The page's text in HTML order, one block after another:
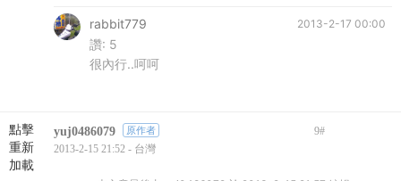
2013-2-17 00:00
rabbit779
讚: 5
很內行..呵呵
點擊
重新
加載
yuj0486079 原作者 9#
2013-2-15 21:52 - 台灣